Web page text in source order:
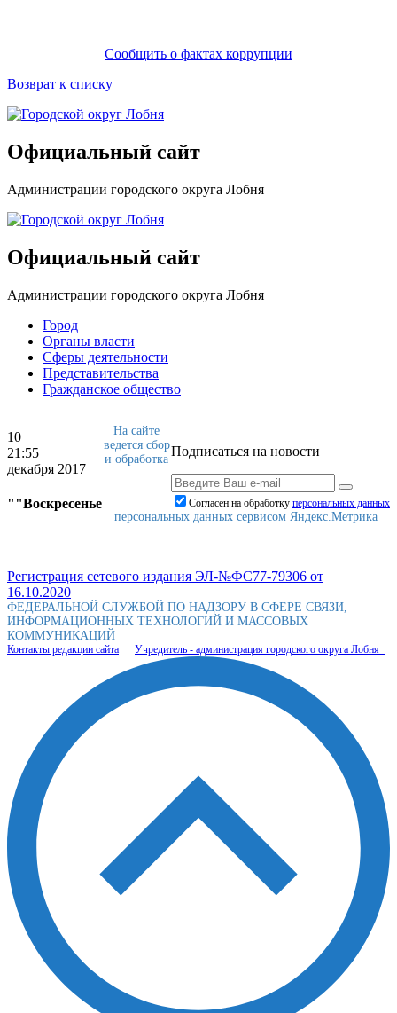
Сообщить о фактах коррупции
Возврат к списку
Официальный сайт
Администрации городского округа Лобня
Официальный сайт
Администрации городского округа Лобня
Город
Органы власти
Сферы деятельности
Представительства
Гражданское общество
10
21:55
декабря 2017
""Воскресенье
Подписаться на новости
Согласен на обработку персональныx данных
На сайте
ведется сбор
и обработка
персональных данных сервисом Яндекс.Метрика
Регистрация сетевого издания ЭЛ-№ФС77-79306 от
16.10.2020
ФЕДЕРАЛЬНОЙ СЛУЖБОЙ ПО НАДЗОРУ В СФЕРЕ СВЯЗИ,
ИНФОРМАЦИОННЫХ ТЕХНОЛОГИЙ И МАССОВЫХ
КОММУНИКАЦИЙ
Контакты редакции сайта Учредитель - администрация городского округа Лобня